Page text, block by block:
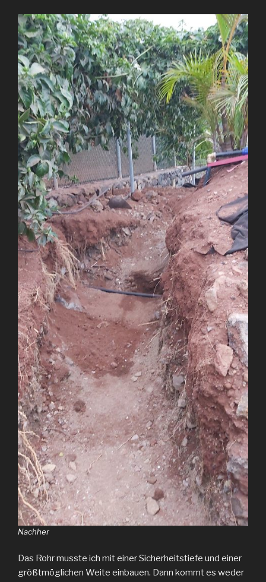
Nachher
Das Rohr musste ich mit einer Sicherheitstiefe und einer
größtmöglichen Weite einbauen. Dann kommt es weder